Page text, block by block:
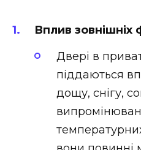
Вплив зовнішніх
Двері в
піддаються
дощу, снігу,